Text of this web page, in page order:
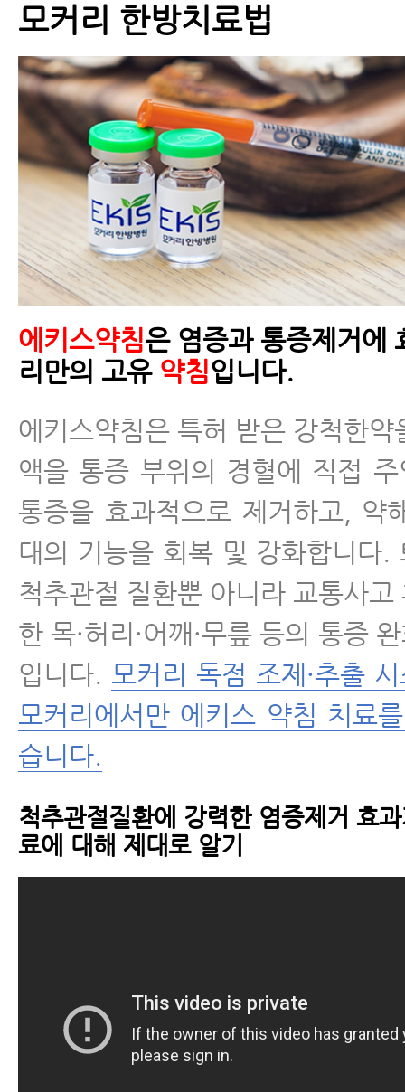
모커리 한방치료법
에키스약침은 염증과 통증제거에
리만의 고유 약침입니다.
에키스약침은 특허 받은 강척한약
액을 통증 부위의 경혈에 직접
통증을 효과적으로 제거하고, 약
대의 기능을 회복 및 강화합니다.
척추관절 질환뿐 아니라 교통사고
한 목·허리·어깨·무릎 등의 통증
입니다. 모커리 독점 조제·추출
모커리에서만 에키스 약침 치료
습니다.
척추관절질환에 강력한 염증제거 효
료에 대해 제대로 알기